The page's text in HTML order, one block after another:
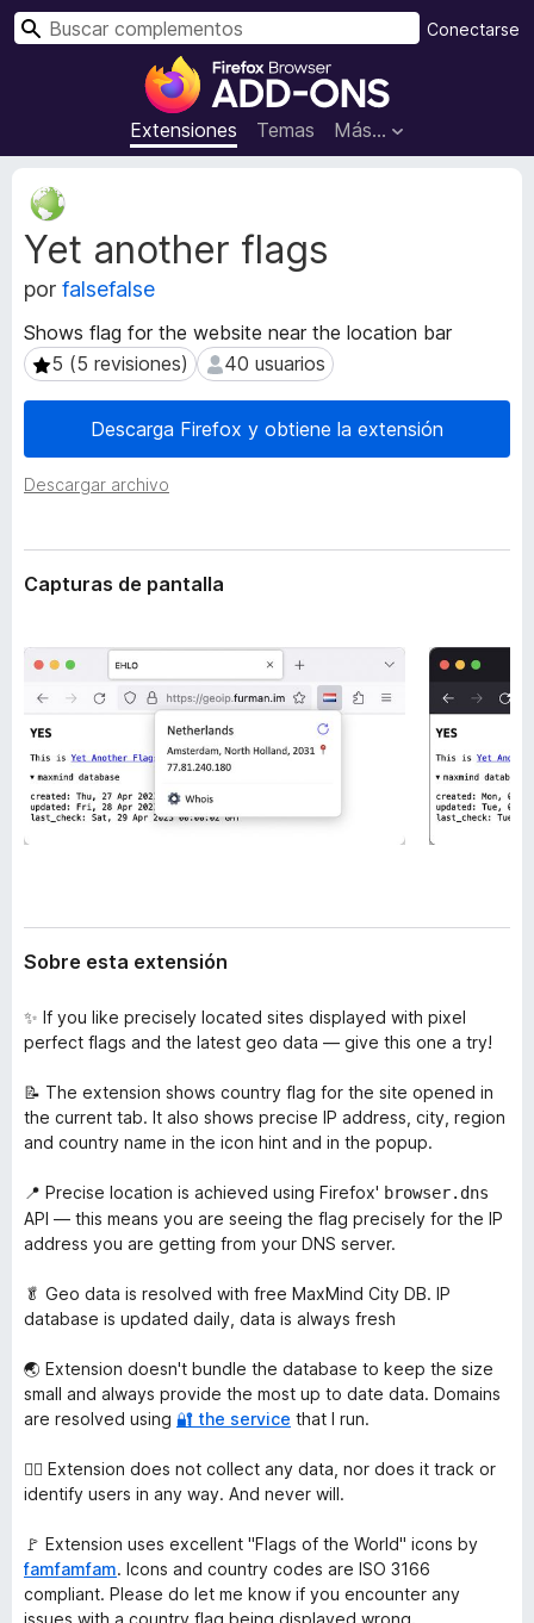
B
u
s
c
o
r
e
c
o
p
e
o
s
p
r
F
f
Extensiones Temas Más...
Conectarse
B
Yet another flags
por falsefalse
Shows flag for the website near the location bar
5 (5 revisiones)
5 (5 revisiones) 40 usuarios
40 usuarios
Descarga Firefox y obtiene la extensión
Descargar archivo
M
e
t
d
t
a
e
n
ó
Capturas de pantalla
Sobre esta extensión
✨ If you like precisely located sites displayed with pixel
perfect flags and the latest geo data — give this one a try!
📝 The extension shows country flag for the site opened in
the current tab. It also shows precise IP address, city, region
and country name in the icon hint and in the popup.
📍 Precise location is achieved using Firefox' browser.dns
API — this means you are seeing the flag precisely for the IP
address you are getting from your DNS server.
🥬 Geo data is resolved with free MaxMind City DB. IP
database is updated daily, data is always fresh
🌏 Extension doesn't bundle the database to keep the size
small and always provide the most up to date data. Domains
are resolved using 🔐 the service that I run.
🙅‍♀️ Extension does not collect any data, nor does it track or
identify users in any way. And never will.
🚩 Extension uses excellent "Flags of the World" icons by
famfamfam. Icons and country codes are ISO 3166
compliant. Please do let me know if you encounter any
issues with a country flag being displayed wrong.